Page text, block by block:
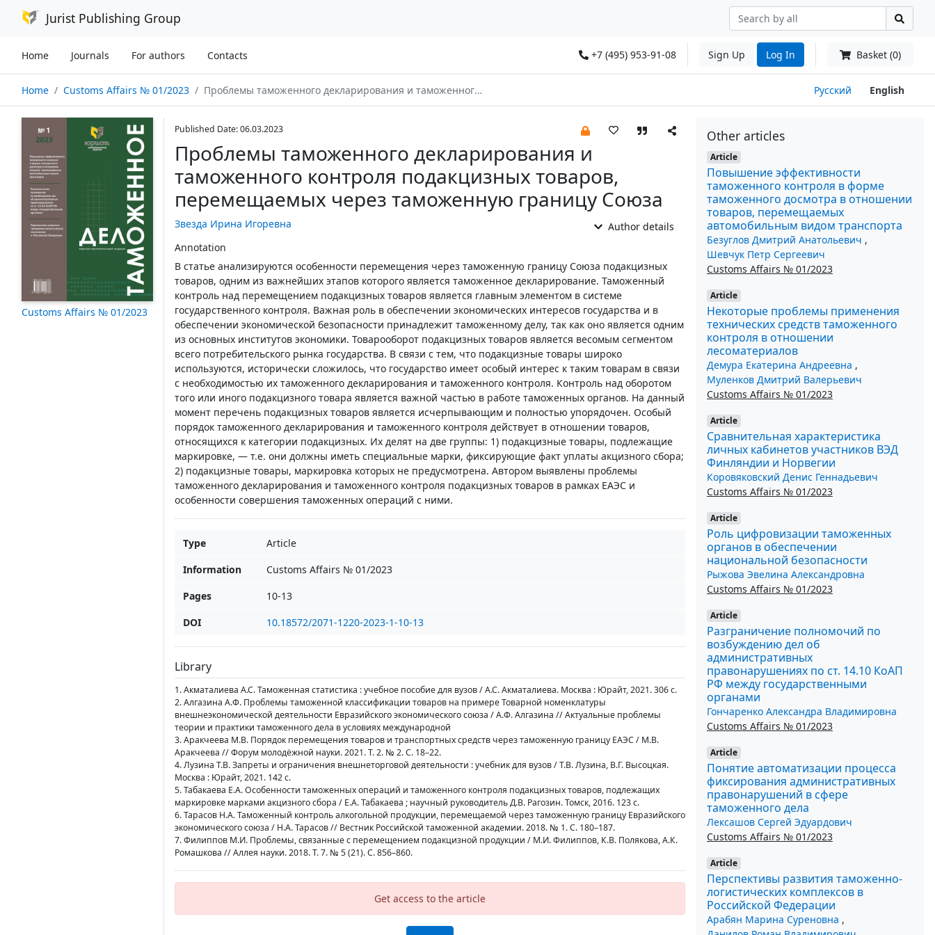
Jurist Publishing Group
Home Journals For authors Contacts +7 (495) 953-91-08 Sign Up Log In Basket (0)
Home Customs Affairs № 01/2023 Проблемы таможенного декларирования и таможенного контроля подакцизных товаров, перемещаемых через таможенную границу Союза Русский English
Customs Affairs № 01/2023
Published Date: 06.03.2023
Проблемы таможенного декларирования и
таможенного контроля подакцизных товаров,
перемещаемых через таможенную границу Союза
Звезда Ирина Игоревна
Author details
Annotation
В статье анализируются особенности перемещения через таможенную границу Союза подакцизных
товаров, одним из важнейших этапов которого является таможенное декларирование. Таможенный
контроль над перемещением подакцизных товаров является главным элементом в системе
государственного контроля. Важная роль в обеспечении экономических интересов государства и в
обеспечении экономической безопасности принадлежит таможенному делу, так как оно является одним
из основных институтов экономики. Товарооборот подакцизных товаров является весомым сегментом
всего потребительского рынка государства. В связи с тем, что подакцизные товары широко
используются, исторически сложилось, что государство имеет особый интерес к таким товарам в связи
с необходимостью их таможенного декларирования и таможенного контроля. Контроль над оборотом
того или иного подакцизного товара является важной частью в работе таможенных органов. На данный
момент перечень подакцизных товаров является исчерпывающим и полностью упорядочен. Особый
порядок таможенного декларирования и таможенного контроля действует в отношении товаров,
относящихся к категории подакцизных. Их делят на две группы: 1) подакцизные товары, подлежащие
маркировке, — т.е. они должны иметь специальные марки, фиксирующие факт уплаты акцизного сбора;
2) подакцизные товары, маркировка которых не предусмотрена. Автором выявлены проблемы
таможенного декларирования и таможенного контроля подакцизных товаров в рамках ЕАЭС и
особенности совершения таможенных операций с ними.
Type
Article
Information
Customs Affairs № 01/2023
Pages
10-13
DOI
10.18572/2071-1220-2023-1-10-13
Library
1. Акматалиева А.С. Таможенная статистика : учебное пособие для вузов / А.С. Акматалиева. Москва : Юрайт, 2021. 306 с.
2. Алгазина А.Ф. Проблемы таможенной классификации товаров на примере Товарной номенклатуры
внешнеэкономической деятельности Евразийского экономического союза / А.Ф. Алгазина // Актуальные проблемы
теории и практики таможенного дела в условиях международной
3. Аракчеева М.В. Порядок перемещения товаров и транспортных средств через таможенную границу ЕАЭС / М.В.
Аракчеева // Форум молодёжной науки. 2021. Т. 2. № 2. С. 18–22.
4. Лузина Т.В. Запреты и ограничения внешнеторговой деятельности : учебник для вузов / Т.В. Лузина, В.Г. Высоцкая.
Москва : Юрайт, 2021. 142 с.
5. Табакаева Е.А. Особенности таможенных операций и таможенного контроля подакцизных товаров, подлежащих
маркировке марками акцизного сбора / Е.А. Табакаева ; научный руководитель Д.В. Рагозин. Томск, 2016. 123 с.
6. Тарасов Н.А. Таможенный контроль алкогольной продукции, перемещаемой через таможенную границу Евразийского
экономического союза / Н.А. Тарасов // Вестник Российской таможенной академии. 2018. № 1. С. 180–187.
7. Филиппов М.И. Проблемы, связанные с перемещением подакцизной продукции / М.И. Филиппов, К.В. Полякова, А.К.
Ромашкова // Аллея науки. 2018. Т. 7. № 5 (21). С. 856–860.
Get access to the article
Other articles
Article
Повышение эффективности
таможенного контроля в форме
таможенного досмотра в отношении
товаров, перемещаемых
автомобильным видом транспорта
Безуглов Дмитрий Анатольевич ,
Шевчук Петр Сергеевич
Customs Affairs № 01/2023
Article
Некоторые проблемы применения
технических средств таможенного
контроля в отношении
лесоматериалов
Демура Екатерина Андреевна ,
Муленков Дмитрий Валерьевич
Customs Affairs № 01/2023
Article
Сравнительная характеристика
личных кабинетов участников ВЭД
Финляндии и Норвегии
Коровяковский Денис Геннадьевич
Customs Affairs № 01/2023
Article
Роль цифровизации таможенных
органов в обеспечении
национальной безопасности
Рыжова Эвелина Александровна
Customs Affairs № 01/2023
Article
Разграничение полномочий по
возбуждению дел об
административных
правонарушениях по ст. 14.10 КоАП
РФ между государственными
органами
Гончаренко Александра Владимировна
Customs Affairs № 01/2023
Article
Понятие автоматизации процесса
фиксирования административных
правонарушений в сфере
таможенного дела
Лексашов Сергей Эдуардович
Customs Affairs № 01/2023
Article
Перспективы развития таможенно-
логистических комплексов в
Российской Федерации
Арабян Марина Суреновна ,